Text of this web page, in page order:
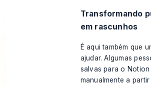
Transformando
em rascunhos
É aqui também que
ajudar. Algumas
salvas para o
manualmente a